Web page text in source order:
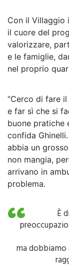
Con il Villaggio
il cuore del
valorizzare,
e le famiglie,
nel proprio
“Cerco di fare
e far sì che si
buone pratiche
confida
abbia un
non mangia,
arrivano in
problema.
È
ma dobbiamo